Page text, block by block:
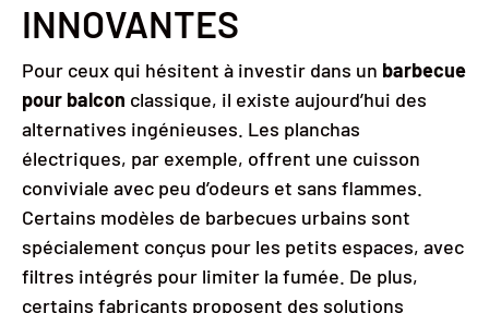
INNOVANTES
Pour ceux qui hésitent à investir dans un barbecue
pour balcon classique, il existe aujourd’hui des
alternatives ingénieuses. Les planchas
électriques, par exemple, offrent une cuisson
conviviale avec peu d’odeurs et sans flammes.
Certains modèles de barbecues urbains sont
spécialement conçus pour les petits espaces, avec
filtres intégrés pour limiter la fumée. De plus,
certains fabricants proposent des solutions